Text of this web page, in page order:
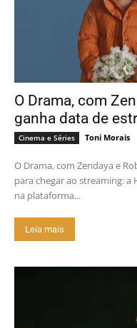
O Drama, com
ganha data de
Cinema e Séries Toni Morais
O Drama, com Zendaya e
para chegar ao streaming:
na plataforma...
Leia mais